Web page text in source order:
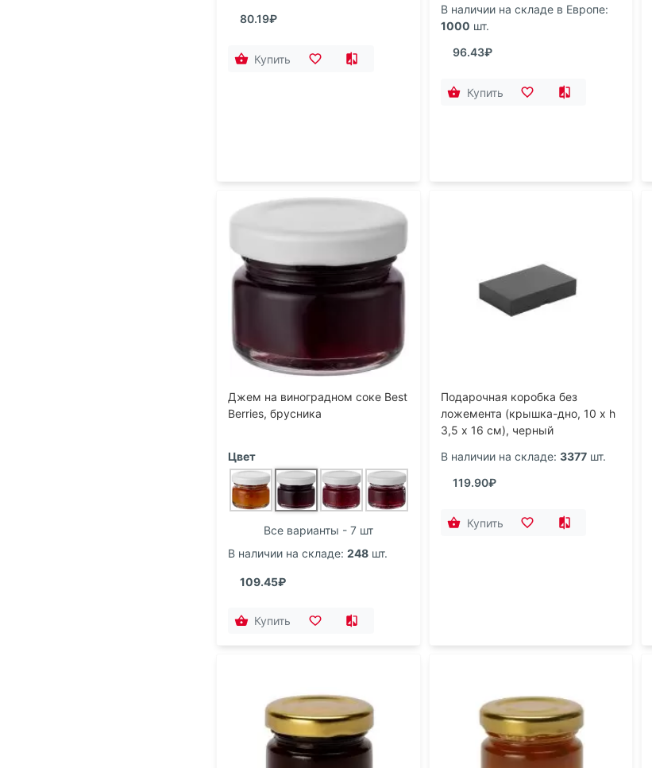
80.19₽
Купить
В наличии на складе в Европе:
1000 шт.
96.43₽
Купить
Джем на виноградном соке Best
Berries, брусника
Цвет
Все варианты - 7 шт
В наличии на складе: 248 шт.
109.45₽
Купить
Подарочная коробка без
ложемента (крышка-дно, 10 х h
3,5 х 16 см), черный
В наличии на складе: 3377шт.
119.90₽
Купить